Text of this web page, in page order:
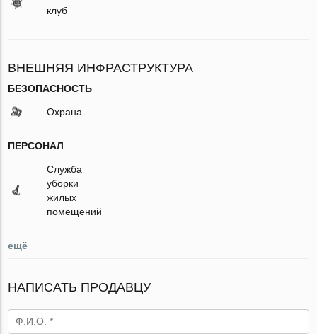
клуб
ВНЕШНЯЯ ИНФРАСТРУКТУРА
БЕЗОПАСНОСТЬ
Охрана
ПЕРСОНАЛ
Служба
уборки
жилых
помещений
ещё
НАПИСАТЬ ПРОДАВЦУ